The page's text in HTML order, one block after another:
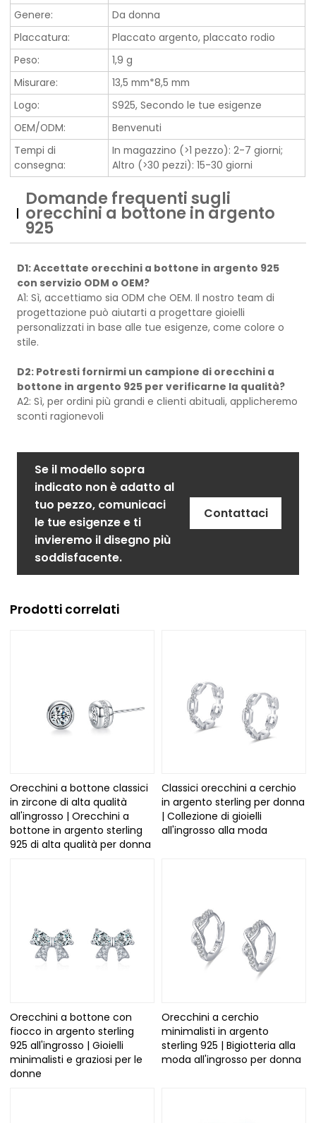
Genere:
Da donna
Placcatura:
Placcato argento, placcato rodio
Peso:
1,9 g
Misurare:
13,5 mm*8,5 mm
Logo:
S925, Secondo le tue esigenze
OEM/ODM:
Benvenuti
Tempi di
consegna:
In magazzino (>1 pezzo): 2-7 giorni;
Altro (>30 pezzi): 15-30 giorni
Domande frequenti sugli
orecchini a bottone in argento
925
D1: Accettate orecchini a bottone in argento 925
con servizio ODM o OEM?
A1: Sì, accettiamo sia ODM che OEM. Il nostro team di
progettazione può aiutarti a progettare gioielli
personalizzati in base alle tue esigenze, come colore o
stile.
D2: Potresti fornirmi un campione di orecchini a
bottone in argento 925 per verificarne la qualità?
A2: Sì, per ordini più grandi e clienti abituali, applicheremo
sconti ragionevoli
Se il modello sopra
indicato non è adatto al
tuo pezzo, comunicaci
le tue esigenze e ti
invieremo il disegno più
soddisfacente.
Contattaci
Prodotti correlati
Orecchini a bottone classici
in zircone di alta qualità
all'ingrosso | Orecchini a
bottone in argento sterling
925 di alta qualità per donna
Classici orecchini a cerchio
in argento sterling per donna
| Collezione di gioielli
all'ingrosso alla moda
Orecchini a bottone con
fiocco in argento sterling
925 all'ingrosso | Gioielli
minimalisti e graziosi per le
donne
Orecchini a cerchio
minimalisti in argento
sterling 925 | Bigiotteria alla
moda all'ingrosso per donna